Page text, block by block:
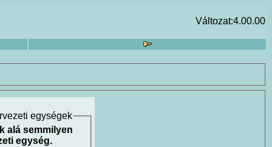
Változat:4.00.00
egységek
alá semmilyen
egység.